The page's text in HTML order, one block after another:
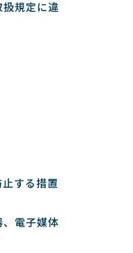
規定に違
する措置
電子媒体